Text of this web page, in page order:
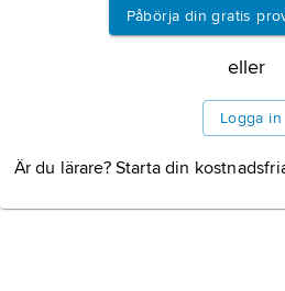
Information om
Påbörja din gratis
eller
Logga in
Är du lärare? Starta din